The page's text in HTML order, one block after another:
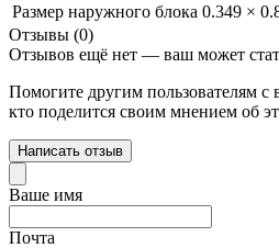
Размер наружного блока 0.349 ×
Отзывы (0)
Отзывов ещё нет — ваш может
Помогите другим пользователям с
кто поделится своим мнением об
Написать отзыв
Ваше имя
Почта